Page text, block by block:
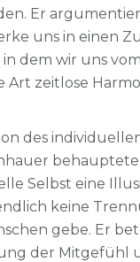
Er
uns in einen
in dem wir uns
Art zeitlose
des
behauptete,
Selbst eine
keine
gebe. Er
der Mitgefühl